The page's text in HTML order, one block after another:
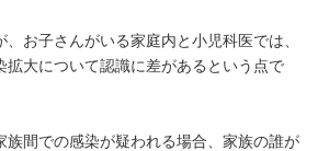
、お子さんがいる家庭内と小児科医では、
拡大について認識に差があるという点で
族間での感染が疑われる場合、家族の誰が